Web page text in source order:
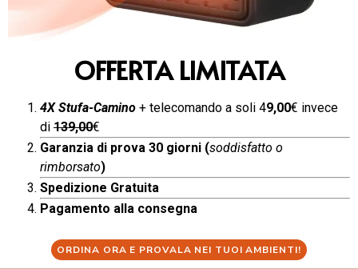
OFFERTA LIMITATA
4X Stufa-Camino + telecomando a soli 49,00€ invece
di 139,00€
Garanzia di prova 30 giorni (soddisfatto o
rimborsato)
Spedizione Gratuita
Pagamento alla consegna
ORDINA ORA E PROVALA NEI TUOI AMBIENTI!